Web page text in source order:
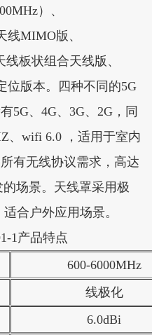
）、
线MIMO版、
线板状组合天线版、
位版本。四种不同的5G
5G、4G、3G、2G，同
、wifi 6.0 ，适用于室内
有无线协议需求，高达
场景。天线罩采用极
合户外应用场景。
1产品特点
600-6000MHz
线极化
6.0dBi